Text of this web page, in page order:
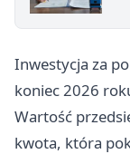
Inwestycja za
koniec 2026
Wartość
kwota, która